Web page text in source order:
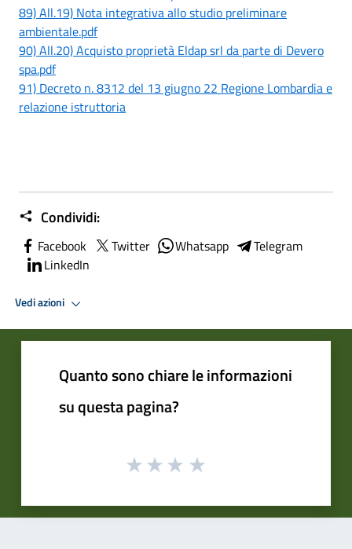
89) All.19) Nota integrativa allo studio preliminare
ambientale.pdf
90) All.20) Acquisto proprietà Eldap srl da parte di Devero
spa.pdf
91) Decreto n. 8312 del 13 giugno 22 Regione Lombardia e
relazione istruttoria
Condividi:
Facebook Twitter Whatsapp
Telegram
LinkedIn
Vedi azioni
Quanto sono chiare le informazioni
su questa pagina?